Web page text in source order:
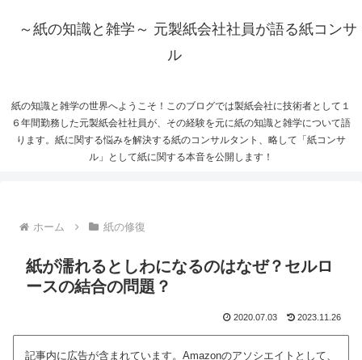
～紙の知識と雑学～ 元製紙会社社員が語る紙コンサ
ル
紙の知識と雑学の世界へようこそ！このブログでは製紙会社に技術者として１
６年間勤務した元製紙会社社員が、その経験を元に紙の知識と雑学について語
ります。紙に関する悩みを解決する紙のコンサルタント、略して「紙コンサ
ル」として紙に関する本音を公開します！
ホーム 紙の修復
紙が濡れるとしわになるのはなぜ？セルロ
ースの結合の問題？
2020.07.03 2023.11.26
記事内に広告が含まれています。Amazonのアソシエイトとして、